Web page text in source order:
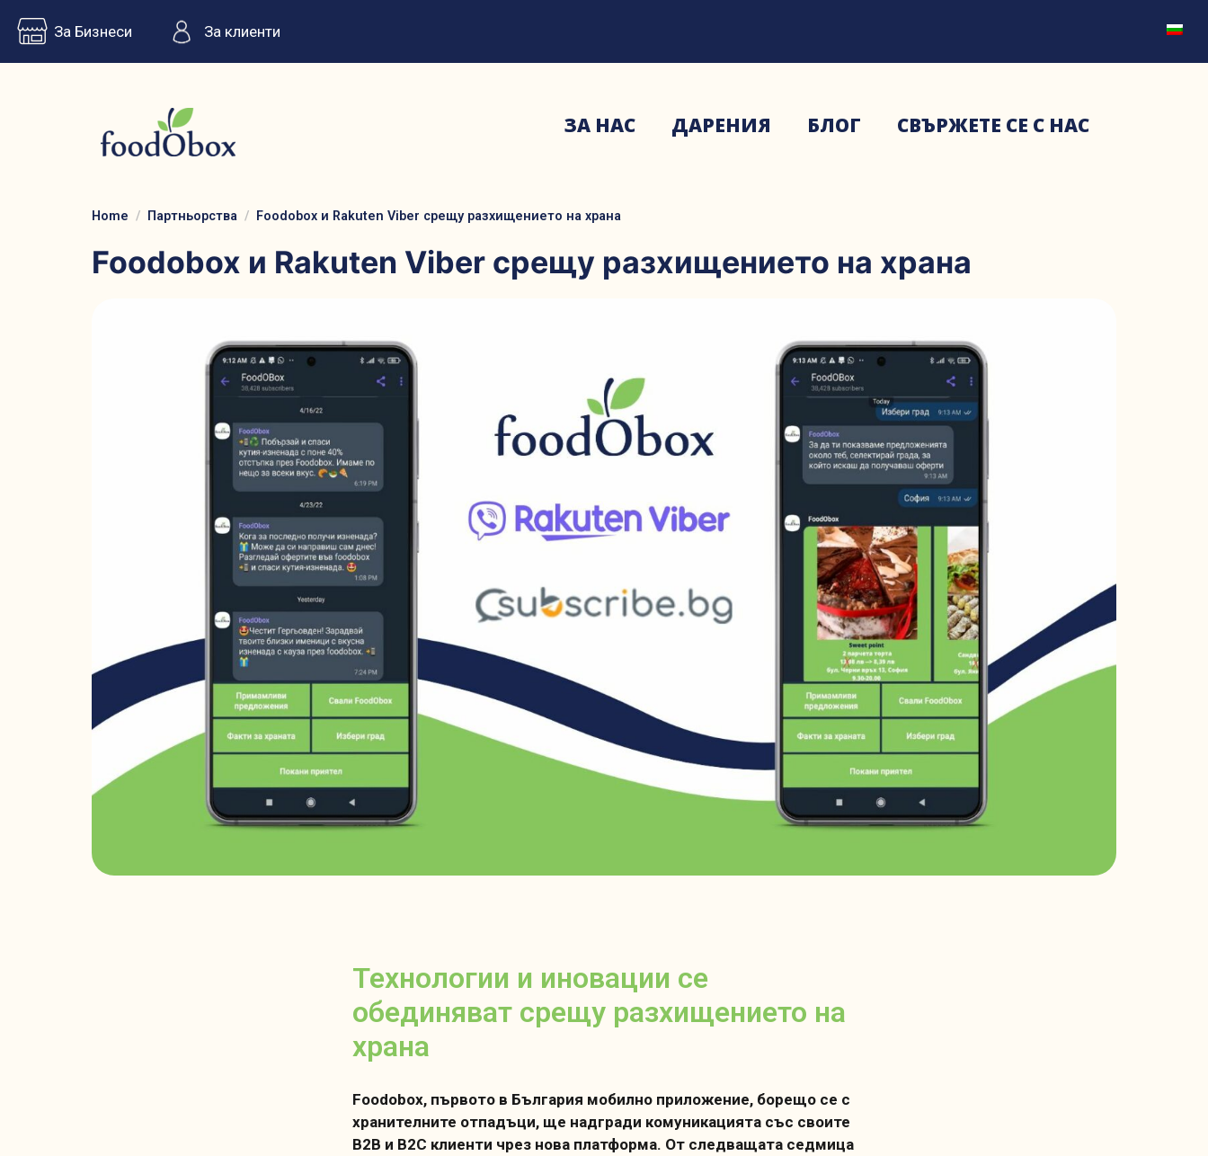
За Бизнеси За клиенти
ЗА НАС ДАРЕНИЯ БЛОГ СВЪРЖЕТЕ СЕ С НАС
Home Партньорства Foodobox и Rakuten Viber срещу разхищението на храна
Foodobox и Rakuten Viber срещу разхищението на храна
Технологии и иновации се
обединяват срещу разхищението на
храна
Foodobox, първото в България мобилно приложение, борещо се с
хранителните отпадъци, ще надгради комуникацията със своите
B2B и B2C клиенти чрез нова платформа. От следващата седмица